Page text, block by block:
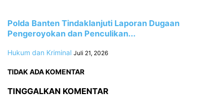
Polda Banten Tindaklanjuti Laporan Dugaan
Pengeroyokan dan Penculikan...
Hukum dan Kriminal Juli 21, 2026
TIDAK ADA KOMENTAR
TINGGALKAN KOMENTAR